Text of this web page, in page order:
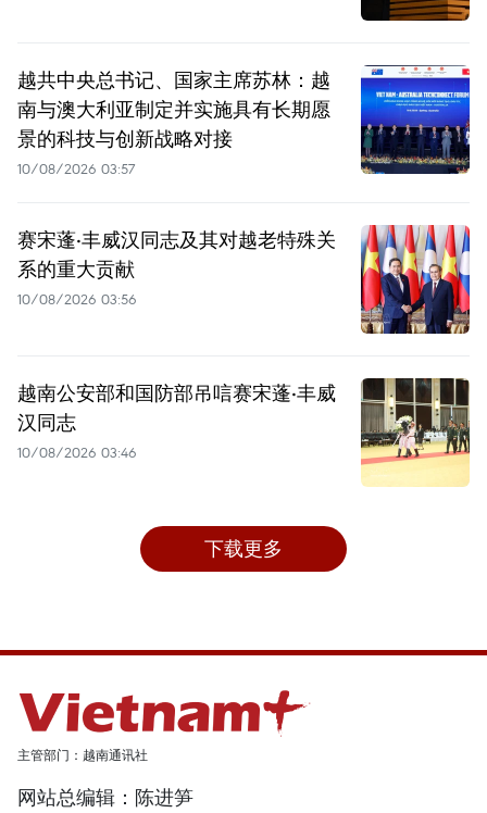
越共中央总书记、国家主席苏林：越
南与澳大利亚制定并实施具有长期愿
景的科技与创新战略对接
10/08/2026 03:57
赛宋蓬·丰威汉同志及其对越老特殊关
系的重大贡献
10/08/2026 03:56
越南公安部和国防部吊唁赛宋蓬·丰威
汉同志
10/08/2026 03:46
下载更多
主管部门：越南通讯社
网站总编辑：陈进笋